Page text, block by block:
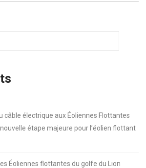
câble électrique aux Éoliennes Flottantes
étape majeure pour l’éolien flottant
Éoliennes flottantes du golfe du Lion